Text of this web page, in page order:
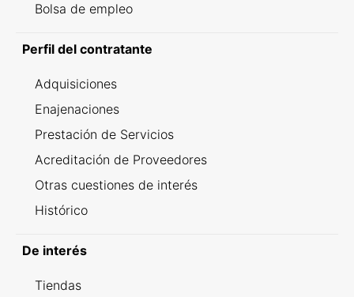
Bolsa de empleo
Perfil del contratante
Adquisiciones
Enajenaciones
Prestación de Servicios
Acreditación de Proveedores
Otras cuestiones de interés
Histórico
De interés
Tiendas